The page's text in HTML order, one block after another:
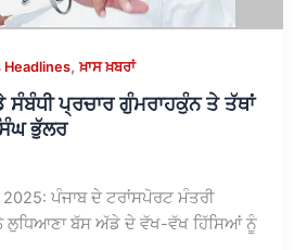
Headlines,ਖ਼ਾਸ ਖ਼ਬਰਾਂ
ਪ੍ਰਚਾਰ ਗੁੰਮਰਾਹਕੁੰਨ ਤੇ ਤੱਥਾਂ
ਭੁੱਲਰ
ਪੰਜਾਬ ਦੇ ਟਰਾਂਸਪੋਰਟ ਮੰਤਰੀ
ਲੁਧਿਆਣਾ ਬੱਸ ਅੱਡੇ ਦੇ ਵੱਖ-ਵੱਖ ਹਿੱਸਿਆਂ ਨੂੰ